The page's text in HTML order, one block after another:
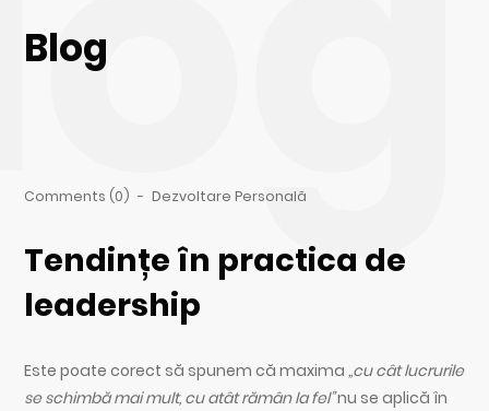
Blog
Comments (0) - Dezvoltare Personală
Tendințe în practica de
leadership
Este poate corect să spunem că maxima„cu cât lucrurile
se schimbă mai mult, cu atât rămân la fel”nu se aplică în